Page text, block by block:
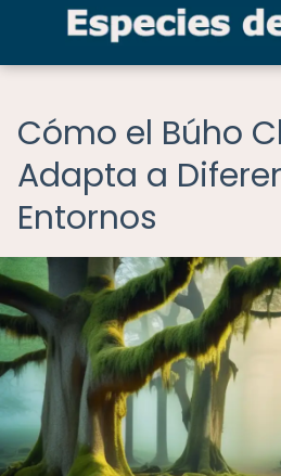
Cómo el Búho
Adapta a
Entornos